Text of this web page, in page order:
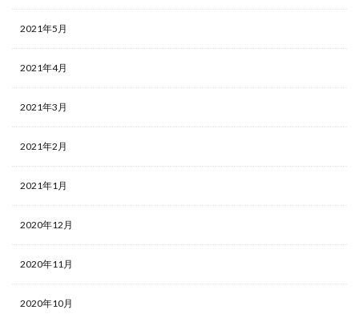
2021年5月
2021年4月
2021年3月
2021年2月
2021年1月
2020年12月
2020年11月
2020年10月